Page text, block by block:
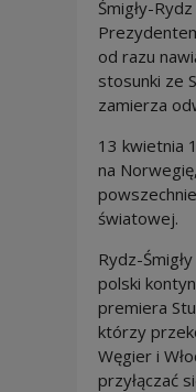
Śmigły-
od razu
stosunki ze
zamierza
13 kwietnia
na
światowej.
Rydz-
polski
premiera
którzy
Węgier i
przyłączać